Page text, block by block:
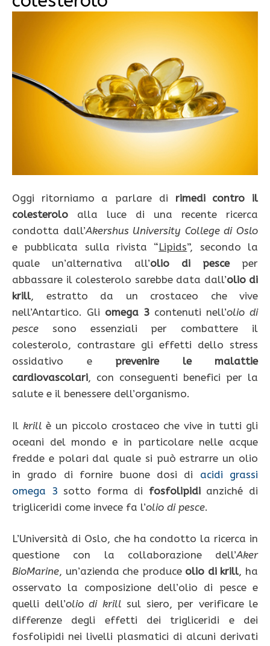
Oggi ritorniamo a parlare di rimedi contro il
colesterolo alla luce di una recente ricerca
condotta dall’Akershus University College di Oslo
e pubblicata sulla rivista “Lipids”, secondo la
quale un’alternativa all’olio di pesce per
abbassare il colesterolo sarebbe data dall’olio di
krill, estratto da un crostaceo che vive
nell’Antartico. Gli omega 3 contenuti nell’olio di
pesce sono essenziali per combattere il
colesterolo, contrastare gli effetti dello stress
ossidativo e prevenire le malattie
cardiovascolari, con conseguenti benefici per la
salute e il benessere dell’organismo.
Il krill è un piccolo crostaceo che vive in tutti gli
oceani del mondo e in particolare nelle acque
fredde e polari dal quale si può estrarre un olio
in grado di fornire buone dosi di acidi grassi
omega 3 sotto forma di fosfolipidianziché di
trigliceridi come invece fa l’olio di pesce.
L’Università di Oslo, che ha condotto la ricerca in
questione con la collaborazione dell’Aker
BioMarine, un’azienda che produce olio di krill, ha
osservato la composizione dell’olio di pesce e
quelli dell’olio di krill sul siero, per verificare le
differenze degli effetti dei trigliceridi e dei
fosfolipidi nei livelli plasmatici di alcuni derivati